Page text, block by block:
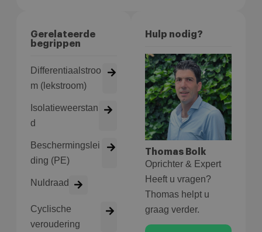
Gerelateerde
begrippen
Differentiaalstroo
m (lekstroom)
Isolatieweerstan
d
Beschermingslei
ding (PE)
Nuldraad
Cyclische
veroudering
Hulp nodig?
Thomas Bolk
Oprichter & Expert
Heeft u vragen?
Thomas helpt u
graag verder.
bolk.energy
Google Privacy Policy